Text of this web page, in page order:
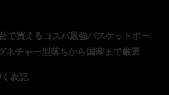
で買えるコスパ最強バスケットボー
ネチャー型落ちから国産まで厳選
表記